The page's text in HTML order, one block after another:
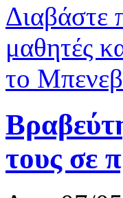
Διαβάστε
μαθητές
το
τους σε